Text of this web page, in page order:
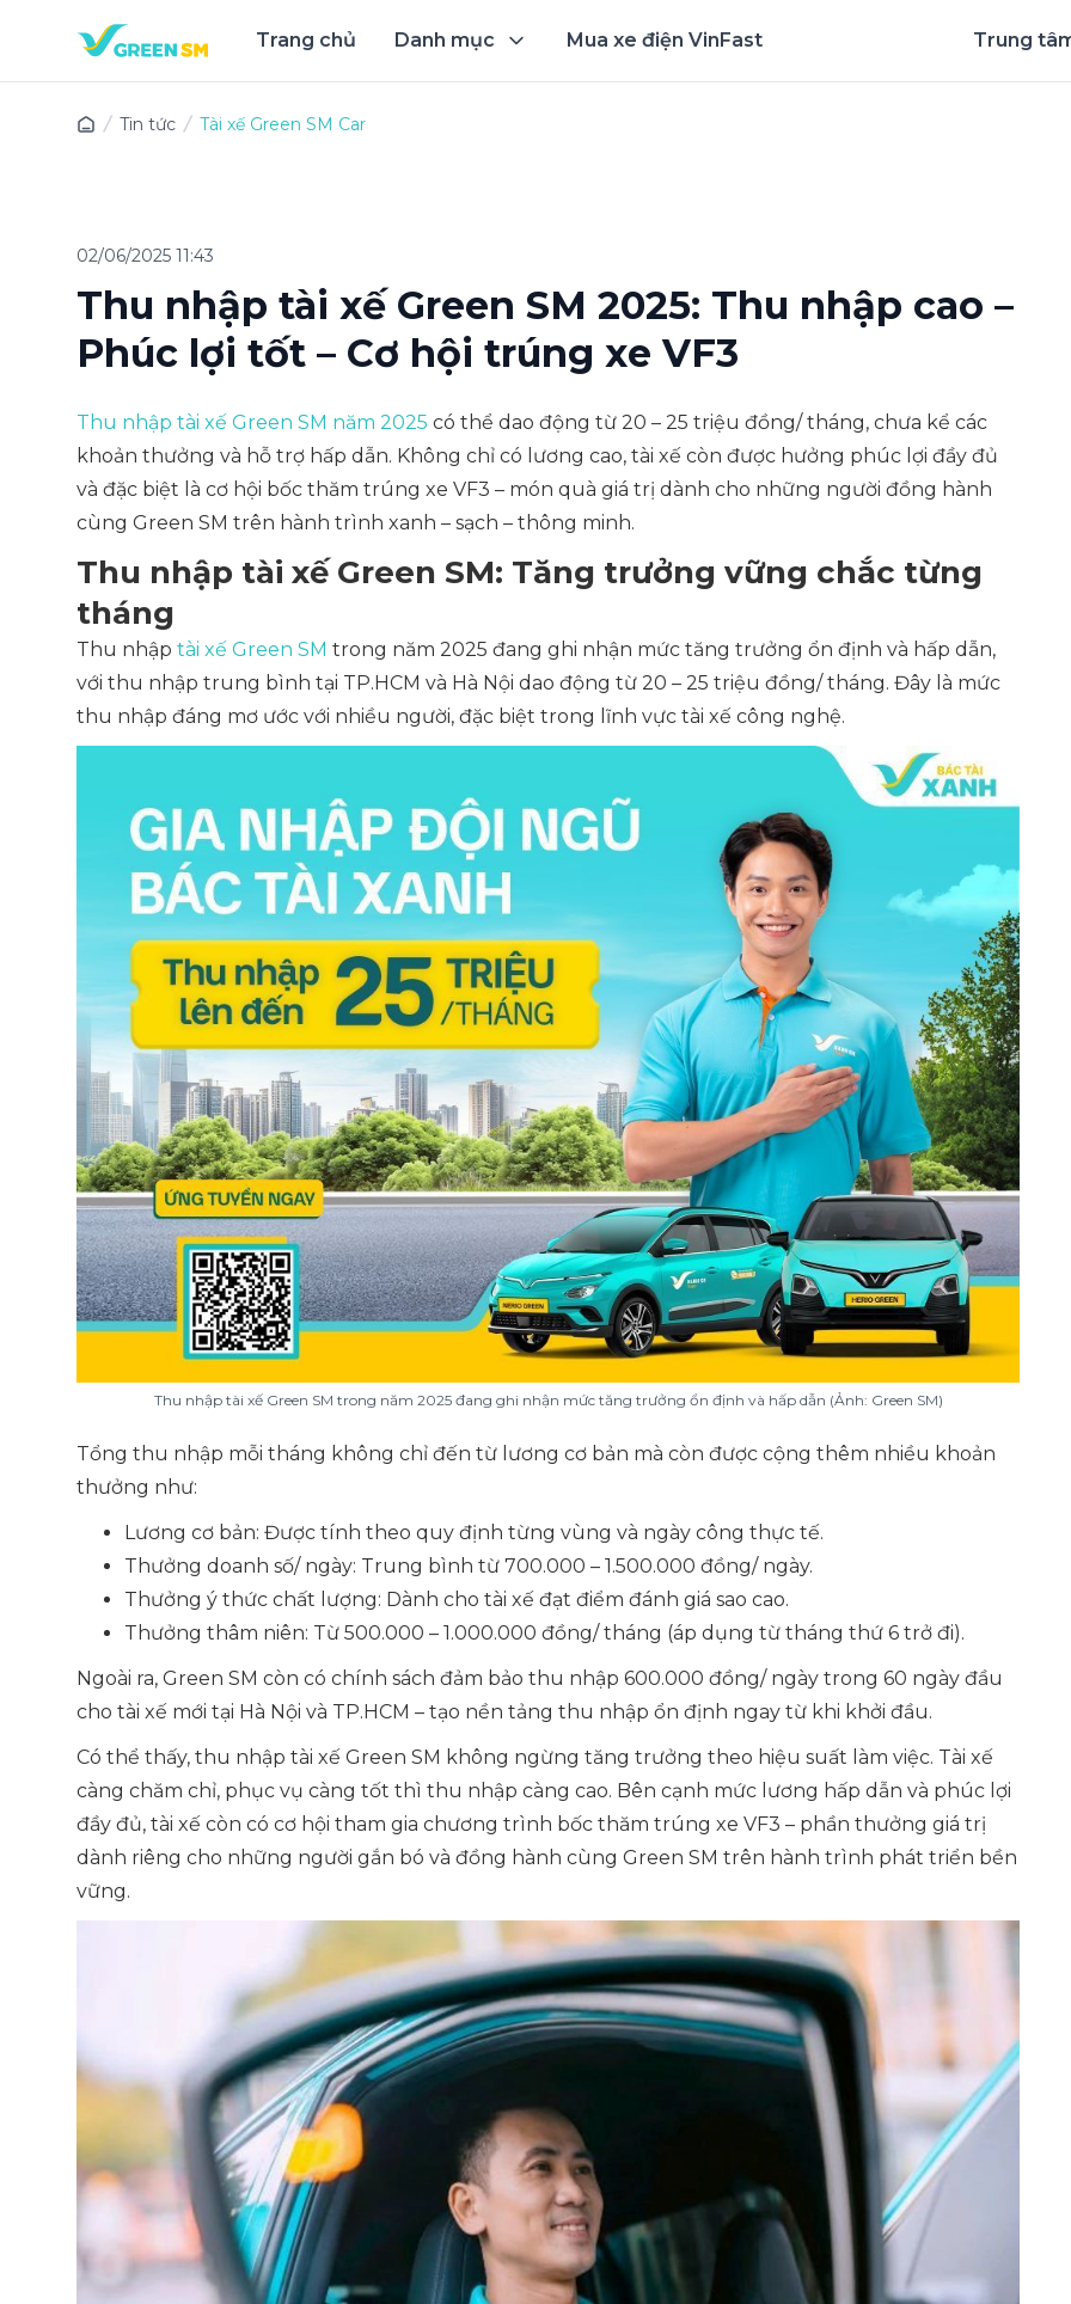
Trang chủ Danh mục Mua xe điện VinFast Trung
Tin tức Tài xế Green SM Car
02/06/2025 11:43
Thu nhập tài xế Green SM 2025: Thu nhập cao –
Phúc lợi tốt – Cơ hội trúng xe VF3
Thu nhập tài xế Green SM năm 2025 có thể dao động từ 20 – 25 triệu đồng/ tháng, chưa kể các
khoản thưởng và hỗ trợ hấp dẫn. Không chỉ có lương cao, tài xế còn được hưởng phúc lợi đầy đủ
và đặc biệt là cơ hội bốc thăm trúng xe VF3 – món quà giá trị dành cho những người đồng hành
cùng Green SM trên hành trình xanh – sạch – thông minh.
Thu nhập tài xế Green SM: Tăng trưởng vững chắc từng
tháng
Thu nhập tài xế Green SM trong năm 2025 đang ghi nhận mức tăng trưởng ổn định và hấp dẫn,
với thu nhập trung bình tại TP.HCM và Hà Nội dao động từ 20 – 25 triệu đồng/ tháng. Đây là mức
thu nhập đáng mơ ước với nhiều người, đặc biệt trong lĩnh vực tài xế công nghệ.
Thu nhập tài xế Green SM trong năm 2025 đang ghi nhận mức tăng trưởng ổn định và hấp dẫn (Ảnh: Green SM)
Tổng thu nhập mỗi tháng không chỉ đến từ lương cơ bản mà còn được cộng thêm nhiều khoản
thưởng như:
Lương cơ bản: Được tính theo quy định từng vùng và ngày công thực tế.
Thưởng doanh số/ ngày: Trung bình từ 700.000 – 1.500.000 đồng/ ngày.
Thưởng ý thức chất lượng: Dành cho tài xế đạt điểm đánh giá sao cao.
Thưởng thâm niên: Từ 500.000 – 1.000.000 đồng/ tháng (áp dụng từ tháng thứ 6 trở đi).
Ngoài ra, Green SM còn có chính sách đảm bảo thu nhập 600.000 đồng/ ngày trong 60 ngày đầu
cho tài xế mới tại Hà Nội và TP.HCM – tạo nền tảng thu nhập ổn định ngay từ khi khởi đầu.
Có thể thấy, thu nhập tài xế Green SM không ngừng tăng trưởng theo hiệu suất làm việc. Tài xế
càng chăm chỉ, phục vụ càng tốt thì thu nhập càng cao. Bên cạnh mức lương hấp dẫn và phúc lợi
đầy đủ, tài xế còn có cơ hội tham gia chương trình bốc thăm trúng xe VF3 – phần thưởng giá trị
dành riêng cho những người gắn bó và đồng hành cùng Green SM trên hành trình phát triển bền
vững.